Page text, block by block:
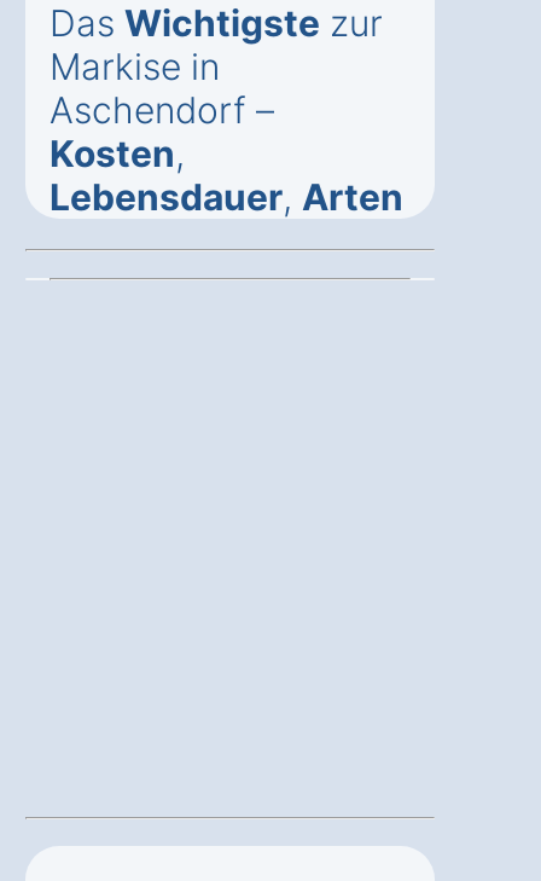
Das Wichtigste zur
Markise in
Aschendorf –
Kosten,
Lebensdauer, Arten